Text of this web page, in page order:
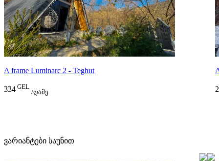
A frame Luminarc 2 - Teghut
334 GEL
/ღამე
ვარიანტები საუნით